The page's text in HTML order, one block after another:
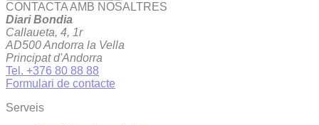
CONTACTA AMB NOSALTRES
Diari Bondia
Callaueta, 4, 1r
AD500 Andorra la Vella
Principat d'Andorra
Tel. +376 80 88 88
Formulari de contacte
Serveis